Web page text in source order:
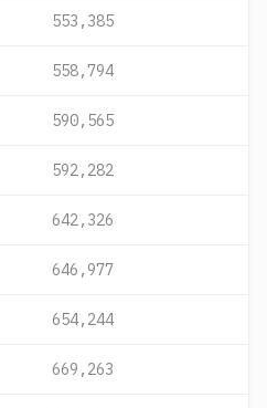
553,385
558,794
590,565
592,282
642,326
646,977
654,244
669,263